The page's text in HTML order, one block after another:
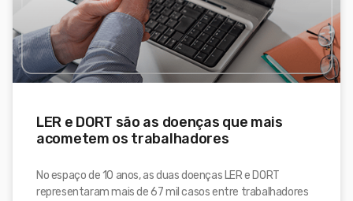
LER e DORT são as doenças que mais
acometem os trabalhadores
No espaço de 10 anos, as duas doenças LER e DORT
representaram mais de 67 mil casos entre trabalhadores